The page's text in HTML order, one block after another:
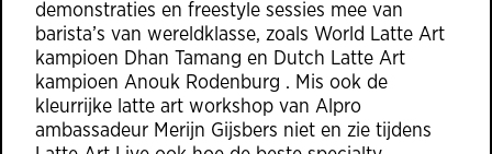
demonstraties en freestyle sessies mee van
barista’s van wereldklasse, zoals World Latte Art
kampioen Dhan Tamang en Dutch Latte Art
kampioen Anouk Rodenburg . Mis ook de
kleurrijke latte art workshop van Alpro
ambassadeur Merijn Gijsbers niet en zie tijdens